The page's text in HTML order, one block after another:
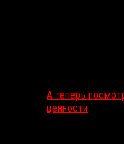
А теперь
ценности